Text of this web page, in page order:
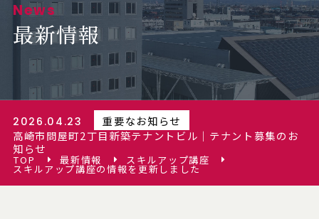
News
最新情報
2026.04.23
重要なお知らせ
高崎市問屋町2丁目新築テナントビル｜テナント募集のお
知らせ
TOP 最新情報 スキルアップ講座
スキルアップ講座の情報を更新しました